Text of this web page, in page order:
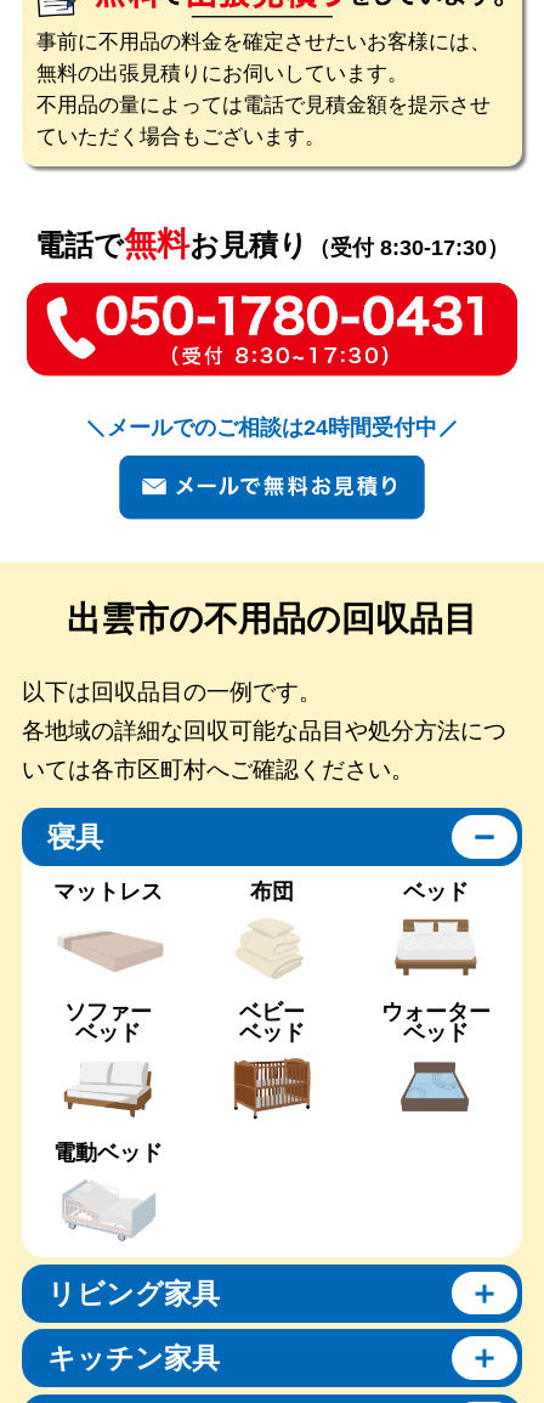
事前に不用品の料金を確定させたいお客様には、
無料の出張見積りにお伺いしています。
不用品の量によっては電話で見積金額を提示させ
ていただく場合もございます。
電話で無料お見積り （受付 8:30-17:30）
メールでのご相談は24時間受付中
出雲市の不用品の回収品目
以下は回収品目の一例です。
各地域の詳細な回収可能な品目や処分方法につ
いては各市区町村へご確認ください。
寝具
マットレス 布団 ベッド
ソファー
ベッド
ベビー
ベッド
ウォーター
ベッド
電動ベッド
リビング家具
キッチン家具